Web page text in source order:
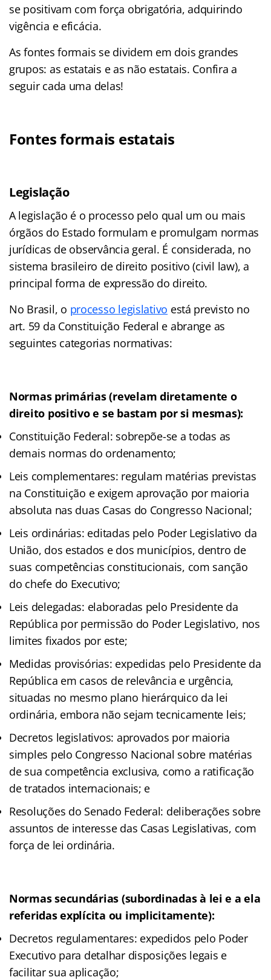
se positivam com força obrigatória, adquirindo
vigência e eficácia.
As fontes formais se dividem em dois grandes
grupos: as estatais e as não estatais. Confira a
seguir cada uma delas!
Fontes formais estatais
Legislação
A legislação é o processo pelo qual um ou mais
órgãos do Estado formulam e promulgam normas
jurídicas de observância geral. É considerada, no
sistema brasileiro de direito positivo (civil law), a
principal forma de expressão do direito.
No Brasil, o processo legislativo está previsto no
art. 59 da Constituição Federal e abrange as
seguintes categorias normativas:
Normas primárias (revelam diretamente o
direito positivo e se bastam por si mesmas):
Constituição Federal: sobrepõe-se a todas as
demais normas do ordenamento;
Leis complementares: regulam matérias previstas
na Constituição e exigem aprovação por maioria
absoluta nas duas Casas do Congresso Nacional;
Leis ordinárias: editadas pelo Poder Legislativo da
União, dos estados e dos municípios, dentro de
suas competências constitucionais, com sanção
do chefe do Executivo;
Leis delegadas: elaboradas pelo Presidente da
República por permissão do Poder Legislativo, nos
limites fixados por este;
Medidas provisórias: expedidas pelo Presidente da
República em casos de relevância e urgência,
situadas no mesmo plano hierárquico da lei
ordinária, embora não sejam tecnicamente leis;
Decretos legislativos: aprovados por maioria
simples pelo Congresso Nacional sobre matérias
de sua competência exclusiva, como a ratificação
de tratados internacionais; e
Resoluções do Senado Federal: deliberações sobre
assuntos de interesse das Casas Legislativas, com
força de lei ordinária.
Normas secundárias (subordinadas à lei e a ela
referidas explícita ou implicitamente):
Decretos regulamentares: expedidos pelo Poder
Executivo para detalhar disposições legais e
facilitar sua aplicação;